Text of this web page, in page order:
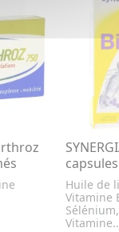
capsules
Huile de
Vitamine